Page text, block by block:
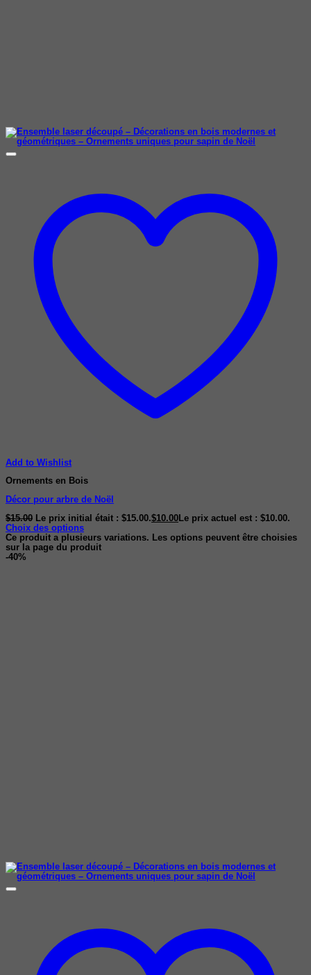
Add to Wishlist
Ornements en Bois
Décor pour arbre de Noël
$15.00 Le prix initial était : $15.00.$10.00 Le prix actuel est : $10.00.
Choix des options
Ce produit a plusieurs variations. Les options peuvent être choisies
sur la page du produit
-40%